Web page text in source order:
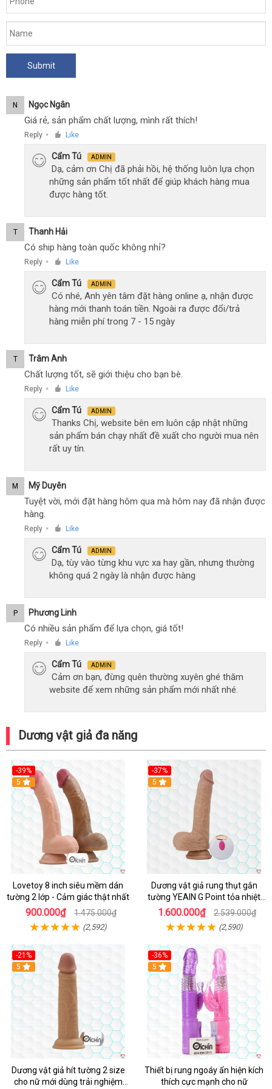
chính
hãng
tại
Chúng
tôi
N Ngọc Ngân
Giá rẻ, sản phẩm chất lượng, mình rất thích!
Reply ● Like
Cẩm Tú ADMIN
Dạ, cảm ơn Chị đã phải hồi, hệ thống luôn lựa chọn
những sản phẩm tốt nhất để giúp khách hàng mua
được hàng tốt.
T Thanh Hải
Có ship hàng toàn quốc không nhỉ?
Reply ● Like
Cẩm Tú ADMIN
Có nhé, Anh yên tâm đặt hàng online ạ, nhận được
hàng mới thanh toán tiền. Ngoài ra được đổi/trả
hàng miễn phí trong 7 - 15 ngày
T Trâm Anh
Chất lượng tốt, sẽ giới thiệu cho bạn bè.
Reply ● Like
Cẩm Tú ADMIN
Thanks Chị, website bên em luôn cập nhật những
sản phẩm bán chạy nhất đề xuất cho người mua nên
rất uy tín.
M Mỹ Duyên
Tuyệt vời, mới đặt hàng hôm qua mà hôm nay đã nhận được
hàng.
Reply ● Like
Cẩm Tú ADMIN
Dạ, tùy vào từng khu vực xa hay gần, nhưng thường
không quá 2 ngày là nhận được hàng
P Phương Linh
Có nhiều sản phẩm để lựa chọn, giá tốt!
Reply ● Like
Cẩm Tú ADMIN
Cảm ơn bạn, đừng quên thường xuyên ghé thăm
website để xem những sản phẩm mới nhất nhé.
Dương vật giả đa năng
-39%
Hot
5
Lovetoy 8 inch siêu mềm dán
tường 2 lớp - Cảm giác thật nhất
900.000₫ 1.475.000₫
(2,592)
-37%
5
Dương vật giả rung thụt gắn
tường YEAIN G Point tỏa nhiệt
điều khiển từ xa
1.600.000₫ 2.539.000₫
(2,590)
-21%
Hot
5
Dương vật giả hít tường 2 size
cho nữ mới dùng trải nghiệm
-36%
Hot
5
Thiết bị rung ngoáy ẩn hiện kích
thích cực mạnh cho nữ